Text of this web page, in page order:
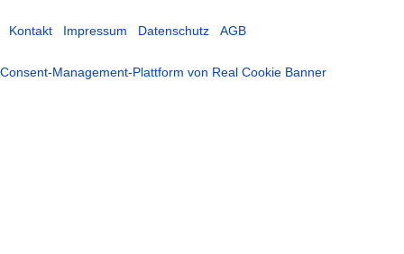
Kontakt Impressum Datenschutz AGB
Consent-Management-Plattform von Real Cookie Banner